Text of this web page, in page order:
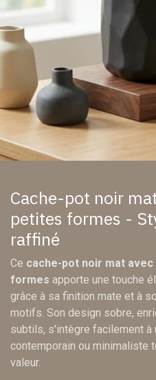
Cache-pot noir
petites formes -
raffiné
Ce cache-pot noir mat
formes apporte une touche
grâce à sa finition mate et à
motifs. Son design sobre,
subtils, s'intègre facilement à
contemporain ou minimaliste
valeur.